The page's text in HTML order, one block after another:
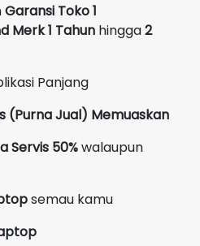
Garansi Toko 1
Merk1 Tahun hingga2
Panjang
(Purna Jual) Memuaskan
Servis 50%walaupun
semau kamu